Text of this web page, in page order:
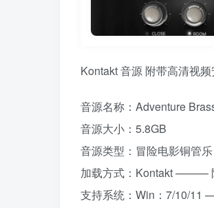
Kontakt 音源 附带高
音源名称：Adventure
音源大小：5.8GB
音源类型：冒险电影铜管乐
加载方式：Kontakt ———
支持系统：Win：7/10/11